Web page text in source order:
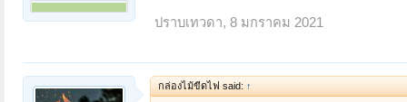
ปราบเทวดา, 8 มกราคม 2021
กล่องไม้ขีดไฟ said: ↑